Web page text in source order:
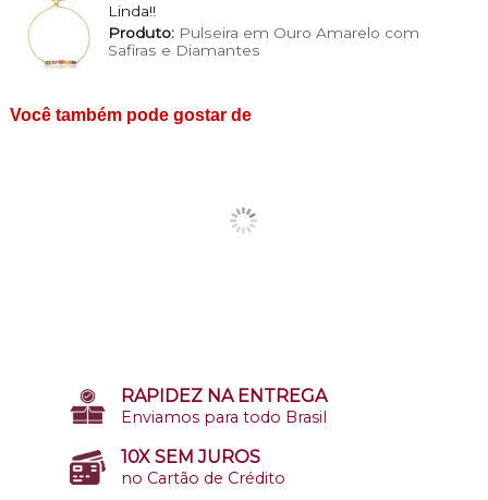
Linda!!
Produto:Pulseira em Ouro Amarelo com
Safiras e Diamantes
Você também pode gostar de
RAPIDEZ NA ENTREGA
Enviamos para todo Brasil
10X SEM JUROS
no Cartão de Crédito